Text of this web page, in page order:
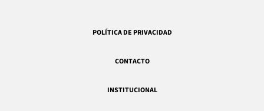
POLÍTICA DE PRIVACIDAD
CONTACTO
INSTITUCIONAL